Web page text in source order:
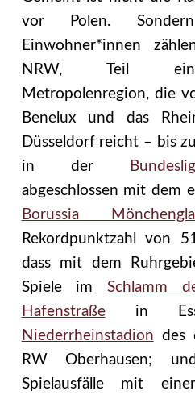
vor Polen.
Einwohner*innen
NRW, Teil
Metropolenregion, die
Benelux und das
Düsseldorf reicht – bis
in der
abgeschlossen mit dem
Borussia
Rekordpunktzahl von
dass mit dem
Spiele imSchlamm
Hafenstraßein
Niederrheinstadion des
RW Oberhausen;
Spielausfälle mit